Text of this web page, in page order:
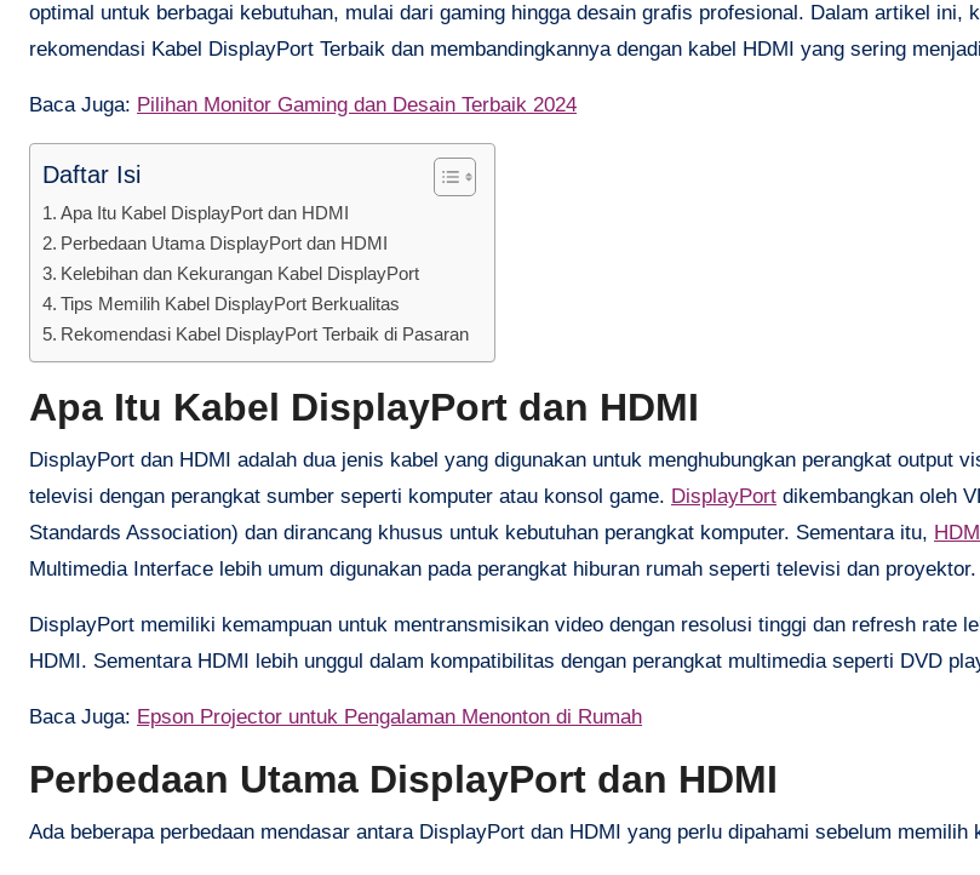
optimal untuk berbagai kebutuhan, mulai dari gaming hingga desain grafis profesional. Dalam artikel ini,
rekomendasi Kabel DisplayPort Terbaik dan membandingkannya dengan kabel HDMI yang sering
Baca Juga: Pilihan Monitor Gaming dan Desain Terbaik 2024
Daftar Isi
Apa Itu Kabel DisplayPort dan HDMI
Perbedaan Utama DisplayPort dan HDMI
Kelebihan dan Kekurangan Kabel DisplayPort
Tips Memilih Kabel DisplayPort Berkualitas
Rekomendasi Kabel DisplayPort Terbaik di Pasaran
Apa Itu Kabel DisplayPort dan HDMI
DisplayPort dan HDMI adalah dua jenis kabel yang digunakan untuk menghubungkan perangkat output
televisi dengan perangkat sumber seperti komputer atau konsol game. DisplayPort dikembangkan oleh
Standards Association) dan dirancang khusus untuk kebutuhan perangkat komputer. Sementara itu, HDMI
Multimedia Interface lebih umum digunakan pada perangkat hiburan rumah seperti televisi dan proyektor.
DisplayPort memiliki kemampuan untuk mentransmisikan video dengan resolusi tinggi dan refresh rate
HDMI. Sementara HDMI lebih unggul dalam kompatibilitas dengan perangkat multimedia seperti DVD
Baca Juga: Epson Projector untuk Pengalaman Menonton di Rumah
Perbedaan Utama DisplayPort dan HDMI
Ada beberapa perbedaan mendasar antara DisplayPort dan HDMI yang perlu dipahami sebelum memilih